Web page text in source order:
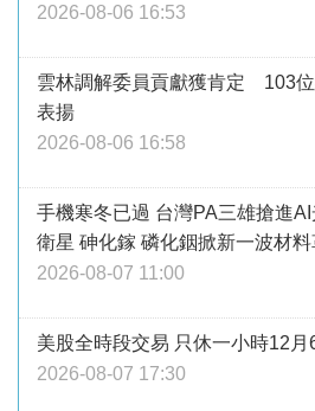
2026-08-06 16:53
雲林調解委員貢獻獲肯定 103
表揚
2026-08-06 16:58
手機寒冬已過 台灣PA三雄搶進AI
衛星 砷化鎵 磷化銦掀新一波材料
2026-08-07 11:00
美股全時段交易 只休一小時12月
2026-08-07 17:30